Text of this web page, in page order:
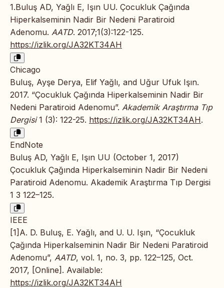
1.Buluş AD, Yağlı E, Işın UU. Çocukluk Çağında
Hiperkalseminin Nadir Bir Nedeni Paratiroid
Adenomu. AATD. 2017;1(3):122-125.
https://izlik.org/JA32KT34AH
Chicago
Buluş, Ayşe Derya, Elif Yağlı, and Uğur Ufuk Işın.
2017. “Çocukluk Çağında Hiperkalseminin Nadir Bir
Nedeni Paratiroid Adenomu”. Akademik Araştırma Tıp
Dergisi1 (3): 122-25. https://izlik.org/JA32KT34AH.
EndNote
Buluş AD, Yağlı E, Işın UU (October 1, 2017)
Çocukluk Çağında Hiperkalseminin Nadir Bir Nedeni
Paratiroid Adenomu. Akademik Araştırma Tıp Dergisi
1 3 122–125.
IEEE
[1]A. D. Buluş, E. Yağlı, and U. U. Işın, “Çocukluk
Çağında Hiperkalseminin Nadir Bir Nedeni Paratiroid
Adenomu”, AATD, vol. 1, no. 3, pp. 122–125, Oct.
2017, [Online]. Available:
https://izlik.org/JA32KT34AH